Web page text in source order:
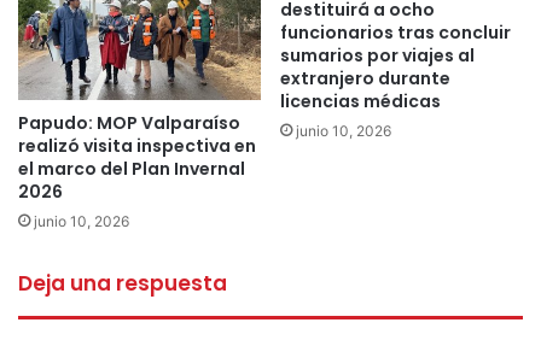
A las 11:00 y 20:00 horas del viernes 29, sábado 30 y
domingo 31 de mayo, se estrenará el podcast
#MuseoLaLiguaentuCasa. Se trata de una serie de
cápsulas sonoras que cuentan la historia del Museo. Su
atesora el recinto patrimonial son parte de este registro
Papudo: MOP Valparaíso
realizó visita inspectiva en
el marco del Plan Invernal
2026
junio 10, 2026
destituirá a ocho
funcionarios tras concluir
sumarios por viajes al
extranjero durante
licencias médicas
junio 10, 2026
Deja una respuesta